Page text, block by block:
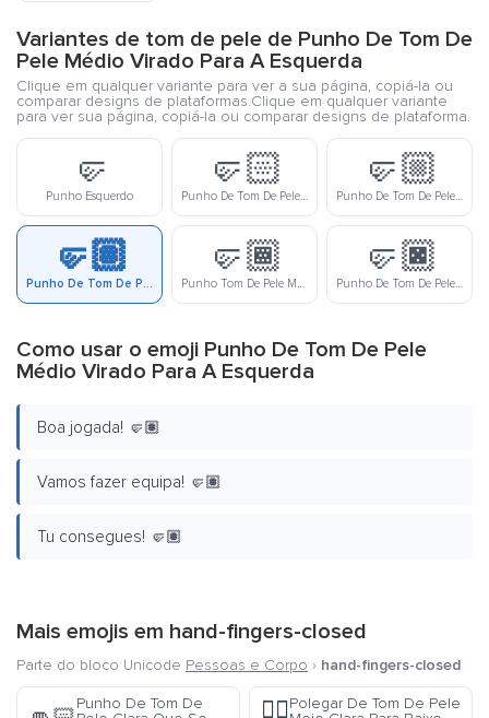
Variantes de tom de pele de Punho De Tom De
Pele Médio Virado Para A Esquerda
Clique em qualquer variante para ver a sua página, copiá-la ou
comparar designs de plataformas.Clique em qualquer variante
para ver sua página, copiá-la ou comparar designs de plataforma.
🤛
Punho Esquerdo
🤛🏻
Punho De Tom De Pele Clara Virado Para A Esquerda
🤛🏼
Punho De Tom De Pele Meio Clara Virado Para A Esquerda
🤛🏽
Punho De Tom De Pele Médio Virado Para A Esquerda
🤛🏾
Punho Tom De Pele Meio Escura Virado Para A Esquerda
🤛🏿
Punho De Tom De Pele Escura Virado Para A Esquerda
Como usar o emoji Punho De Tom De Pele
Médio Virado Para A Esquerda
Boa jogada! 🤛🏽
Vamos fazer equipa! 🤛🏽
Tu consegues! 🤛🏽
Mais emojis em hand-fingers-closed
Parte do bloco Unicode Pessoas e Corpo › hand-fingers-closed
Punho De Tom De
👎🏼 Polegar De Tom De Pele